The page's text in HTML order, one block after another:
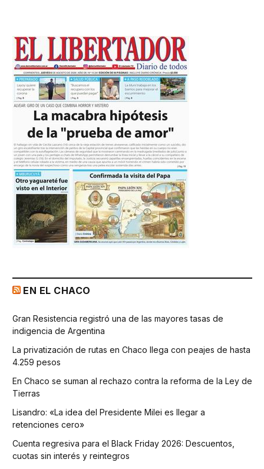
EN EL CHACO
Gran Resistencia registró una de las mayores tasas de
indigencia de Argentina
La privatización de rutas en Chaco llega con peajes de hasta
4.259 pesos
En Chaco se suman al rechazo contra la reforma de la Ley de
Tierras
Lisandro: «La idea del Presidente Milei es llegar a
retenciones cero»
Cuenta regresiva para el Black Friday 2026: Descuentos,
cuotas sin interés y reintegros